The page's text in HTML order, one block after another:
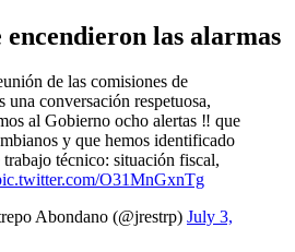
encendieron las alarmas
de las comisiones de
una conversación respetuosa,
al Gobierno ocho alertas ‼️ que
y que hemos identificado
trabajo técnico: situación fiscal,
O31MnGxnTg
Abondano (@jrestrp) July 3,